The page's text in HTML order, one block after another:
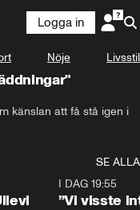
Logga in
Nöje Livsstil
känslan att få stå igen i
SE ALLA
I DAG 19:55
”Vi visste